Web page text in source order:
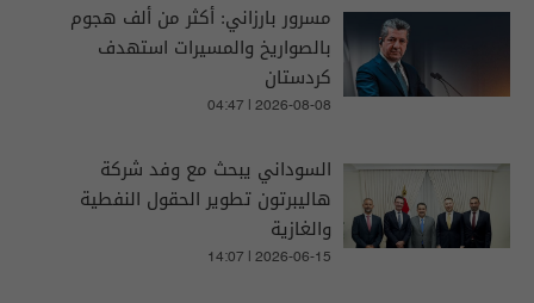
مسرور بارزاني: أكثر من ألف هجوم
بالصواريخ والمسيرات استهدف
كردستان
04:47 | 2026-08-08
السوداني يبحث مع وفد شركة
هاليبرتون تطوير الحقول النفطية
والغازية
14:07 | 2026-06-15